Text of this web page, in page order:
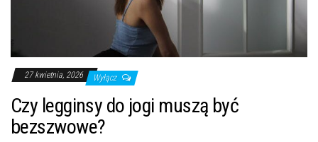
27 kwietnia, 2026 Wyłącz
Czy legginsy do jogi muszą być
bezszwowe?